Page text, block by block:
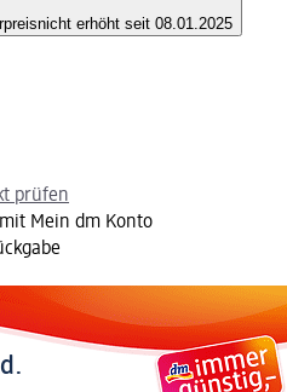
nicht erhöht seit 08.01.2025
prüfen
Mein dm Konto